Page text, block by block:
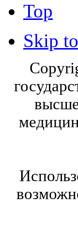
Top
Skip